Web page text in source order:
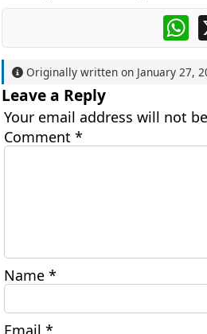
Originally written on January 27,
Leave a Reply
Your email address will not
Comment *
Name *
Email *